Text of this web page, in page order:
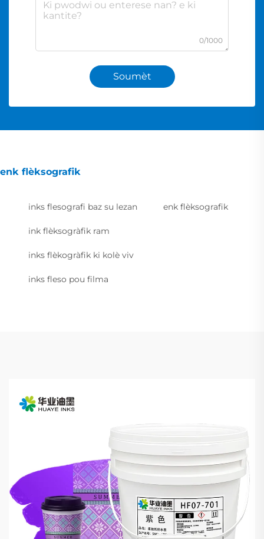
0/1000
Soumèt
enk flèksografik
inks flesografi baz su lezan enk flèksografik
ink flèksogràfik ram
inks flèkogràfik ki kolè viv
inks fleso pou filma